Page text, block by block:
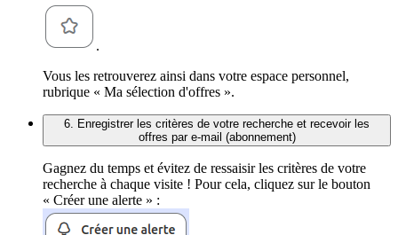
.
Vous les retrouverez ainsi dans votre espace personnel,
rubrique « Ma sélection d'offres ».
6. Enregistrer les critères de votre recherche et recevoir les
offres par e-mail (abonnement)
Gagnez du temps et évitez de ressaisir les critères de votre
recherche à chaque visite ! Pour cela, cliquez sur le bouton
« Créer une alerte » :